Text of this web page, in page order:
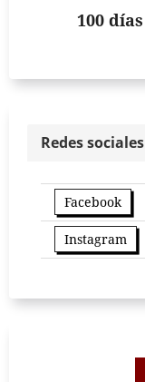
100 días
Redes sociales
Facebook
Instagram